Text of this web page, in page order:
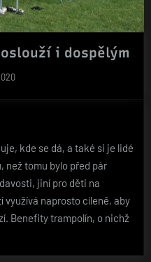
i dospělým
kde se dá, a také si je lidé
než tomu bylo před pár
jiní pro děti na
naprosto cíleně, aby
Benefity trampolín, o nichž